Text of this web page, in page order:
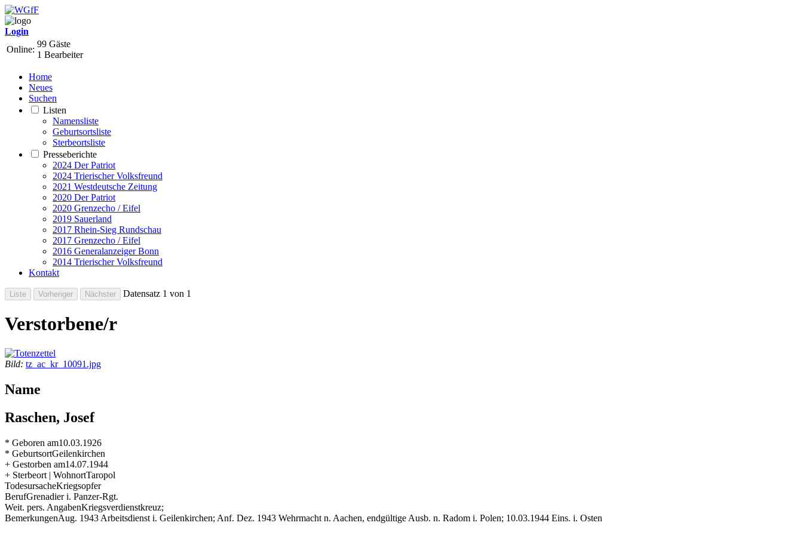
Login
Online:
99 Gäste
1 Bearbeiter
Home
Neues
Suchen
Listen
Namensliste
Geburtsortsliste
Sterbeortsliste
Presseberichte
2024 Der Patriot
2024 Trierischer Volksfreund
2021 Westdeutsche Zeitung
2020 Der Patriot
2020 Grenzecho / Eifel
2019 Sauerland
2017 Rhein-Sieg Rundschau
2017 Grenzecho / Eifel
2016 Generalanzeiger Bonn
2014 Trierischer Volksfreund
Kontakt
Datensatz 1 von 1
Verstorbene/r
Bild: tz_ac_kr_10091.jpg
Name
Raschen, Josef
* Geboren am10.03.1926
* GeburtsortGeilenkirchen
+ Gestorben am14.07.1944
+ Sterbeort | WohnortTaropol
TodesursacheKriegsopfer
BerufGrenadier i. Panzer-Rgt.
Weit. pers. AngabenKriegsverdienstkreuz;
BemerkungenAug. 1943 Arbeitsdienst i. Geilenkirchen; Anf. Dez. 1943 Wehrmacht n. Aachen, endgültige Ausb. n. Radom i. Polen; 10.03.1944 Eins. i. Osten